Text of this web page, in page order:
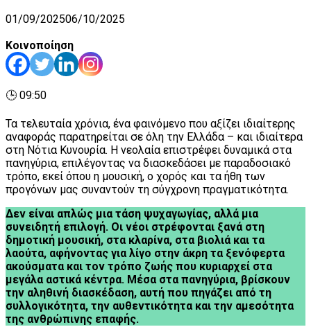
01/09/202506/10/2025
Κοινοποίηση
🕒 09:50
Τα τελευταία χρόνια, ένα φαινόμενο που αξίζει ιδιαίτερης
αναφοράς παρατηρείται σε όλη την Ελλάδα – και ιδιαίτερα
στη Νότια Κυνουρία. Η νεολαία επιστρέφει δυναμικά στα
πανηγύρια, επιλέγοντας να διασκεδάσει με παραδοσιακό
τρόπο, εκεί όπου η μουσική, ο χορός και τα ήθη των
προγόνων μας συναντούν τη σύγχρονη πραγματικότητα.
Δεν είναι απλώς μια τάση ψυχαγωγίας, αλλά μια
συνειδητή επιλογή. Οι νέοι στρέφονται ξανά στη
δημοτική μουσική, στα κλαρίνα, στα βιολιά και τα
λαούτα, αφήνοντας για λίγο στην άκρη τα ξενόφερτα
ακούσματα και τον τρόπο ζωής που κυριαρχεί στα
μεγάλα αστικά κέντρα. Μέσα στα πανηγύρια, βρίσκουν
την αληθινή διασκέδαση, αυτή που πηγάζει από τη
συλλογικότητα, την αυθεντικότητα και την αμεσότητα
της ανθρώπινης επαφής.